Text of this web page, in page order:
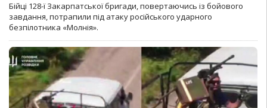
Бійці 128-ї Закарпатської бригади, повертаючись із бойового
завдання, потрапили під атаку російського ударного
безпілотника «Молнія».